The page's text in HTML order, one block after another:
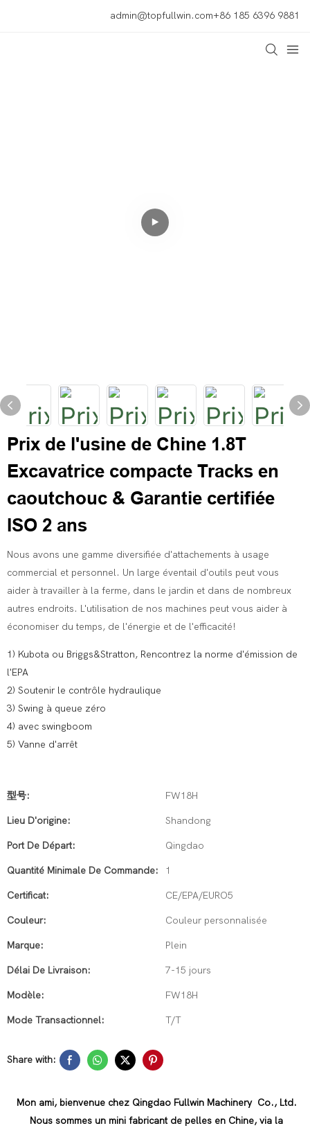
admin@topfullwin.com+86 185 6396 9881
Prix ​​de l'usine de Chine 1.8T
Excavatrice compacte Tracks en
caoutchouc & Garantie certifiée
ISO 2 ans
Nous avons une gamme diversifiée d'attachements à usage
commercial et personnel. Un large éventail d'outils peut vous
aider à travailler à la ferme, dans le jardin et dans de nombreux
autres endroits. L'utilisation de nos machines peut vous aider à
économiser du temps, de l'énergie et de l'efficacité!
1) Kubota ou Briggs&Stratton, Rencontrez la norme d'émission de
l'EPA
2) Soutenir le contrôle hydraulique
3) Swing à queue zéro
4) avec swingboom
5) Vanne d'arrêt
型号: FW18H
Lieu D'origine: Shandong
Port De Départ: Qingdao
Quantité Minimale De Commande: 1
Certificat: CE/EPA/EURO5
Couleur: Couleur personnalisée
Marque: Plein
Délai De Livraison: 7-15 jours
Modèle: FW18H
Mode Transactionnel: T/T
Share with:
Mon ami, bienvenue chez Qingdao Fullwin Machinery Co., Ltd.
Nous sommes un mini fabricant de pelles en Chine, via la